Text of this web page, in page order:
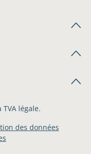
légale.
des données